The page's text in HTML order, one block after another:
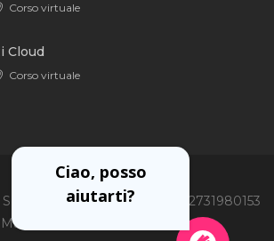
Corso virtuale
Cloud
Corso virtuale
International Srl - P.Iva 02731980153
Oscuri 3, 20125 Milano
Ciao, posso
aiutarti?